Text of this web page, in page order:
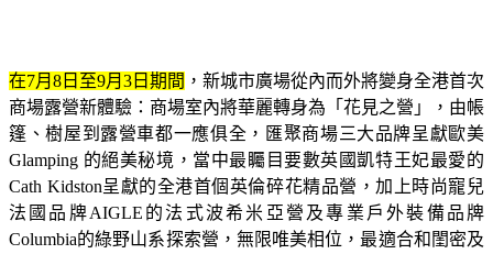
在7月8日至9月3日期間 ，新城市廣場從內而外將變身全港首次
商場露營新體驗：商場室內將華麗轉身為「花見之營」，由帳
篷、樹屋到露營車都一應俱全，匯聚商場三大品牌呈獻歐美
Glamping 的絕美秘境，當中最矚目要數英國凱特王妃最愛的
Cath Kidston呈獻的全港首個英倫碎花精品營，加上時尚寵兒
法國品牌AIGLE的法式波希米亞營及專業戶外裝備品牌
Columbia的綠野山系探索營，無限唯美相位，最適合和閨密及